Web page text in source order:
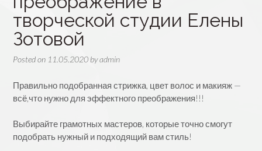
творческой студии Елены
Зотовой
Posted on 11.05.2020 byadmin
Правильно подобранная стрижка, цвет волос и макияж —
всё,что нужно для эффектного преображения!!!
Выбирайте грамотных мастеров, которые точно смогут
подобрать нужный и подходящий вам стиль!